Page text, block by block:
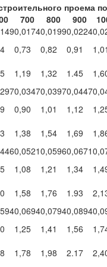
проема
700 800 900
0,01740,01990,0224
0,73 0,82 0,91 1,01
1,19 1,32 1.45
0,03470,03970,0447
0,90 1,01 1,12
1,38 1,54 1,69
0,05210,05960,0671
1,08 1,21 1,34
1,58 1,76 1.93
0,06940,07940,0894
1,25 1,41 1,56
1,78 1,98 2.17